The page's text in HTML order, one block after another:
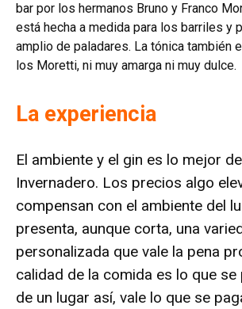
bar por los hermanos Bruno y Franco
está hecha a medida para los barriles y
amplio de paladares. La tónica también
los Moretti, ni muy amarga ni muy dulce.
La experiencia
El ambiente y el gin es lo mejor
Invernadero. Los precios algo
compensan con el ambiente del
presenta, aunque corta, una
personalizada que vale la pena
calidad de la comida es lo que se
de un lugar así, vale lo que se